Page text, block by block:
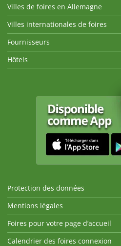
Villes de foires en Allemagne
Villes internationales de foires
Fournisseurs
Hôtels
Protection des données
Mentions légales
Foires pour votre page d’accueil
Calendrier des foires connexion